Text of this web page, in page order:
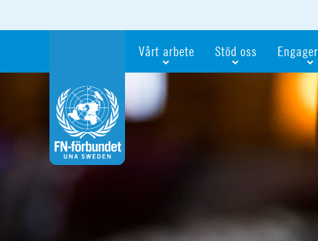
Vårt arbete
Våra fokusfrågor
Vi utbildar och informerar
Vi stödjer FN:s arbete för flickors
Stöd oss
Bli
Ge en gåva
Ta del